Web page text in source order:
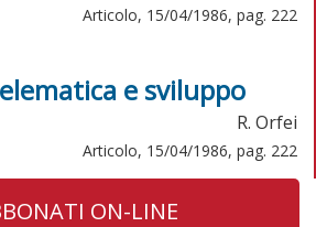
Articolo, 15/04/1986, pag. 222
e sviluppo
R. Orfei
Articolo, 15/04/1986, pag. 222
ON-LINE